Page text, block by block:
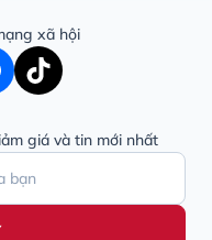
xã hội
giá và tin mới nhất